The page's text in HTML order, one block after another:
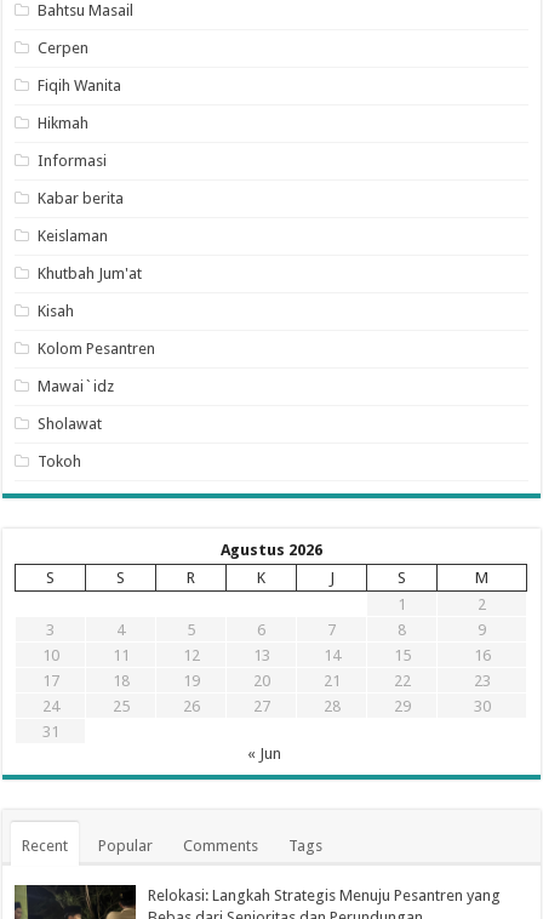
Bahtsu Masail
Cerpen
Fiqih Wanita
Hikmah
Informasi
Kabar berita
Keislaman
Khutbah Jum'at
Kisah
Kolom Pesantren
Mawai`idz
Sholawat
Tokoh
Agustus 2026
S
S R K J S
M
1
2
3
4 5 6 7 8
9
10
11 12 13 14 15
16
17
18 19 20 21 22
23
24
25 26 27 28 29
30
31
« Jun
Recent Popular Comments Tags
Relokasi: Langkah Strategis Menuju Pesantren yang